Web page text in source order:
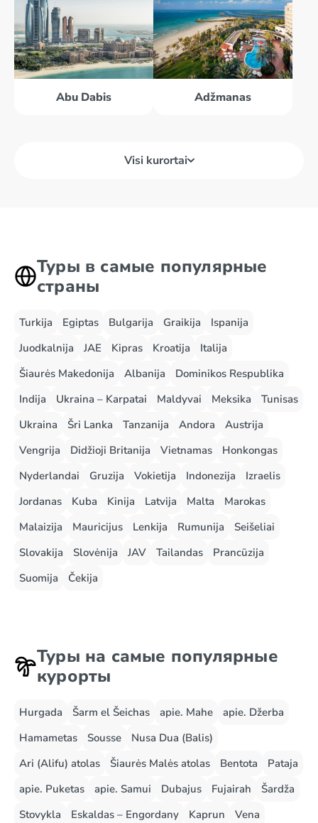
Abu Dabis Adžmanas
Visi kurortai
Туры в самые популярные
страны
Turkija Egiptas Bulgarija Graikija
Ispanija
Juodkalnija
JAE Kipras Kroatija
Italija
Šiaurės Makedonija
Albanija
Dominikos Respublika
Indija
Ukraina – Karpatai Maldyvai Meksika
Tunisas
Ukraina
Šri Lanka Tanzanija Andora
Austrija
Vengrija
Didžioji Britanija Vietnamas
Honkongas
Nyderlandai
Gruzija Vokietija Indonezija
Izraelis
Jordanas
Kuba Kinija Latvija Malta
Marokas
Malaizija
Mauricijus Lenkija Rumunija
Seišeliai
Slovakija
Slovėnija JAV Tailandas
Prancūzija
Suomija
Čekija
Туры на самые популярные
курорты
Hurgada Šarm el Šeichas apie. Mahe
apie. Džerba
Hamametas
Sousse
Nusa Dua (Balis)
Ari (Alifu) atolas
Šiaurės Malės atolas Bentota
Pataja
apie. Puketas
apie. Samui Dubajus Fujairah
Šardža
Stovykla
Eskaldas – Engordany Kaprun Vena